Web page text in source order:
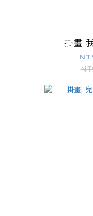
掛畫|